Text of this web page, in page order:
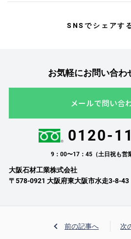
SNSでシェアす
お気軽にお問い合わ
メールで問い合
0120-
9：00〜17：45（土日祝も営
大阪石材工業株式会社
〒578-0921 大阪府東大阪市水走3-8-43
前の記事へ 次